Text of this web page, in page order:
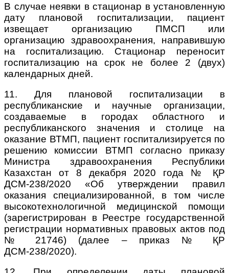
В случае неявки в стационар в установленную
дату плановой госпитализации, пациент
извещает организацию ПМСП или
организацию здравоохранения, направившую
на госпитализацию. Стационар переносит
госпитализацию на срок не более 2 (двух)
календарных дней.
11. Для плановой госпитализации в
республиканские и научные организации,
создаваемые в городах областного и
республиканского значения и столице на
оказание ВТМП, пациент госпитализируется по
решению комиссии ВТМП согласно приказу
Министра здравоохранения Республики
Казахстан от 8 декабря 2020 года № ҚР
ДСМ-238/2020 «Об утверждении правил
оказания специализированной, в том числе
высокотехнологичной медицинской помощи
(зарегистрирован в Реестре государственной
регистрации нормативных правовых актов под
№ 21746) (далее – приказ № ҚР
ДСМ-238/2020).